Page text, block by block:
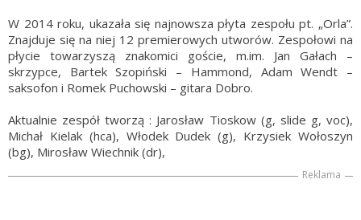
W 2014 roku, ukazała się najnowsza płyta zespołu pt. „Orla”.
Znajduje się na niej 12 premierowych utworów. Zespołowi na
płycie towarzyszą znakomici goście, m.im. Jan Gałach –
skrzypce, Bartek Szopiński – Hammond, Adam Wendt –
saksofon i Romek Puchowski – gitara Dobro.
Aktualnie zespół tworzą : Jarosław Tioskow (g, slide g, voc),
Michał Kielak (hca), Włodek Dudek (g), Krzysiek Wołoszyn
(bg), Mirosław Wiechnik (dr),
Reklama